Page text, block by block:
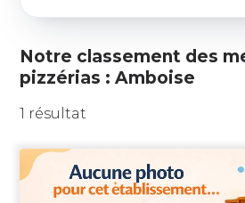
Notre classement des
pizzérias : Amboise
1 résultat